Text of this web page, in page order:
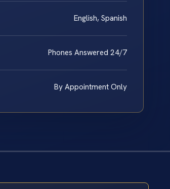
English, Spanish
Phones Answered 24/7
By Appointment Only